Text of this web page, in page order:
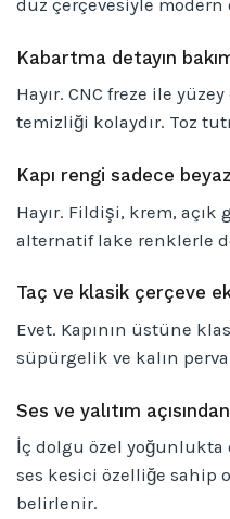
düz çerçevesiyle
Kabartma detayın
Hayır. CNC freze ile
temizliği kolaydır. Toz
Kapı rengi sadece
Hayır. Fildişi, krem,
alternatif lake renklerle
Taç ve klasik çerçeve
Evet. Kapının üstüne
süpürgelik ve kalın
Ses ve yalıtım
İç dolgu özel yoğunlukta
ses kesici özelliğe sahip
belirlenir.